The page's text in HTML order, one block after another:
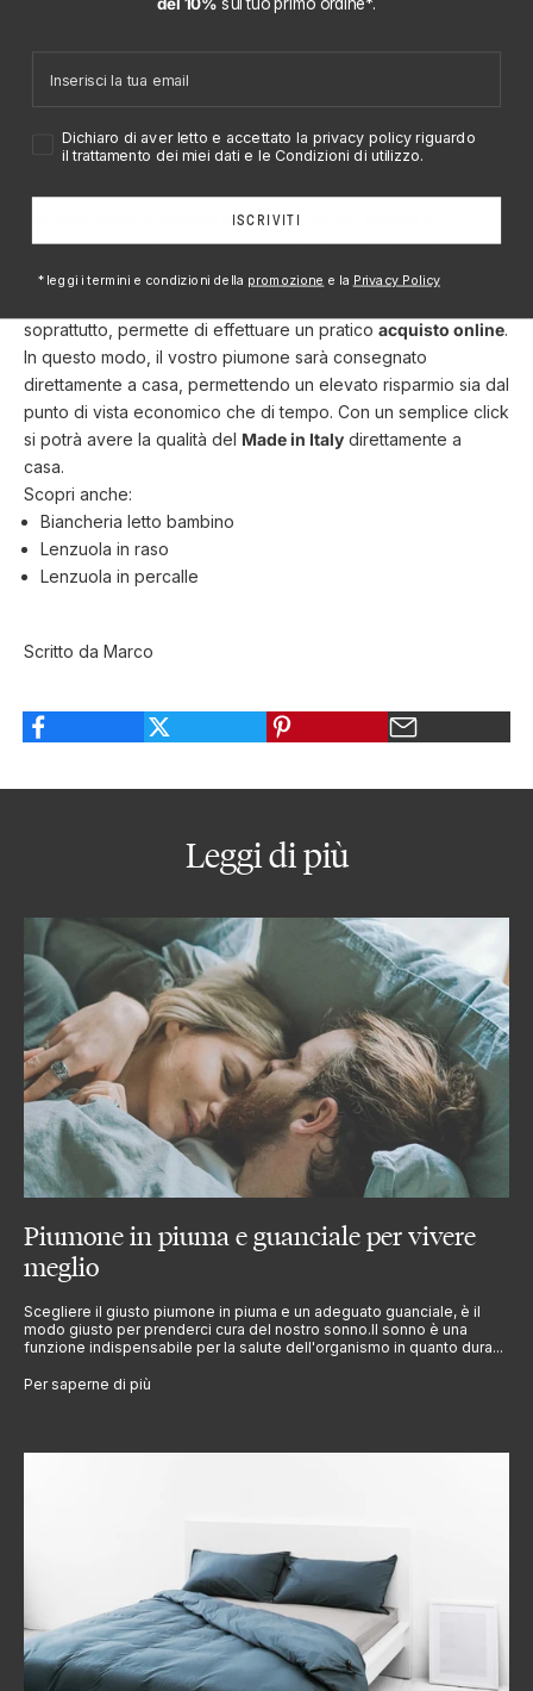
letto poco confortevole.
Per assicurare al proprio piccolo un riposo sereno è
necessario scegliere un piumone di alta qualità, anallergico e
traspirante. Per questo motivoDreamin*101offre la
soprattutto, permette di effettuare un pratico acquisto online.
In questo modo, il vostro piumone sarà consegnato
direttamente a casa, permettendo un elevato risparmio sia dal
punto di vista economico che di tempo. Con un semplice click
si potrà avere la qualità del Made in Italy direttamente a
casa.
Scopri anche:
Biancheria letto bambino
Lenzuola in raso
Lenzuola in percalle
Scritto da Marco
Leggi di più
Piumone in piuma e guanciale per vivere
meglio
Scegliere il giusto piumone in piuma e un adeguato guanciale, è il
modo giusto per prenderci cura del nostro sonno.Il sonno è una
funzione indispensabile per la salute dell'organismo in quanto dura...
Per saperne di più
Accetto privacy policy
Dichiaro di aver letto e accettato la privacy policy riguardo
il trattamento dei miei dati e le Condizioni di utilizzo.
ISCRIVITI
*leggi i termini e condizioni della promozione e la Privacy Policy